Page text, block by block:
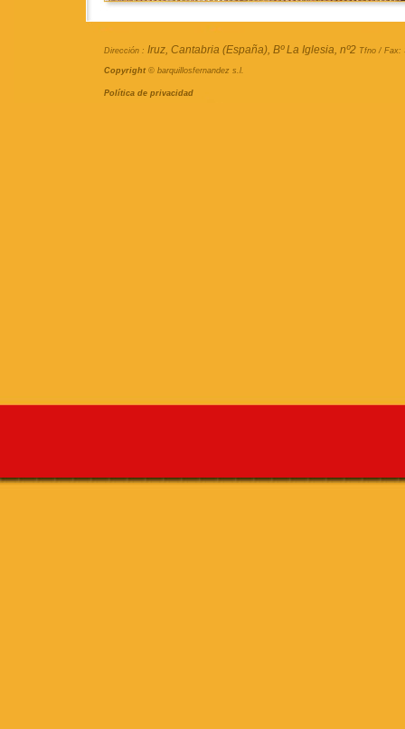
Dirección : Iruz, Cantabria (España), Bº La Iglesia, nº2 Tfno / Fax:
Copyright © barquillosfernandez s.l.
Política de privacidad